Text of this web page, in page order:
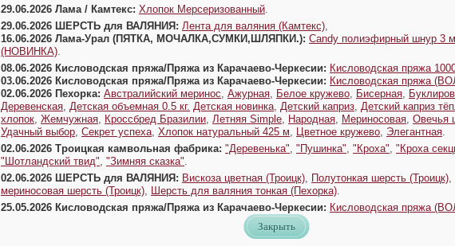
29.06.2026 Лама / Камтекс: Хлопок Мерсеризованный
29.06.2026 ШЕРСТЬ для ВАЛЯНИЯ: Лента для валяния (Камтекс)
16.06.2026 Лама-Урал (ПЯТКА, МОЧАЛКА,СУМКИ,ШЛЯПКИ.): Candy полиэфирный шнур 3
(НОВИНКА)
08.06.2026 Кисловодская пряжа/Пряжа из Карачаево-Черкесии: Кисловодская пряжа
03.06.2026 Кисловодская пряжа/Пряжа из Карачаево-Черкесии: Кисловодская пряжа
02.06.2026 Пехорка: Австралийский меринос Ажурная Белое кружево Бисерная
Деревенская Детская объемная 0.5 кг. Детская новинка Детский каприз Детский каприз
хлопок Жемчужная Кроссбред Бразилии Летняя Simple Народная Мериносовая Овечья
Удачный выбор Секрет успеха Хлопок натуральный 425 м Цветное кружево Элегантная
02.06.2026 Троицкая камвольная фабрика: "Деревенька" "Пушинка" "Кроха" "Кроха
"Шотландский твид" "Зимняя сказка"
02.06.2026 ШЕРСТЬ для ВАЛЯНИЯ: Вискоза цветная (Троицк) Полутонкая шерсть (Троицк)
мериносовая шерсть (Троицк)
Шерсть для валяния тонкая (Пехорка)
25.05.2026 Кисловодская пряжа/Пряжа из Карачаево-Черкесии: Кисловодская пряжа
Закрыть